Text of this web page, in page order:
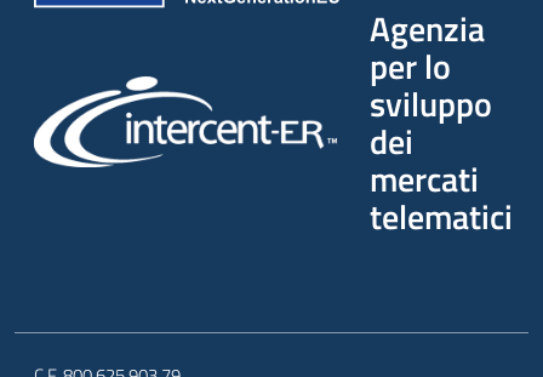
Agenzia
per lo
sviluppo
dei
mercati
telematici